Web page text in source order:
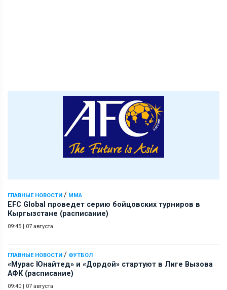
ГЛАВНЫЕ НОВОСТИ / ММА
EFC Global проведет серию бойцовских турниров в
Кыргызстане (расписание)
09:45 | 07 августа
ГЛАВНЫЕ НОВОСТИ / ФУТБОЛ
«Мурас Юнайтед» и «Дордой» стартуют в Лиге Вызова
АФК (расписание)
09:40 | 07 августа